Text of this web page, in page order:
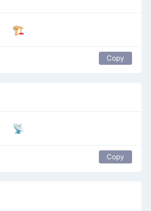
🏗️
Copy
📡
Copy